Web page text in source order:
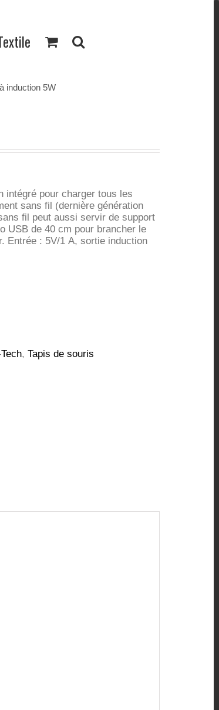
induction 5W
intégré pour charger tous les
sans fil (dernière génération
fil peut aussi servir de support
USB de 40 cm pour brancher le
Entrée : 5V/1 A, sortie induction
, Tapis de souris